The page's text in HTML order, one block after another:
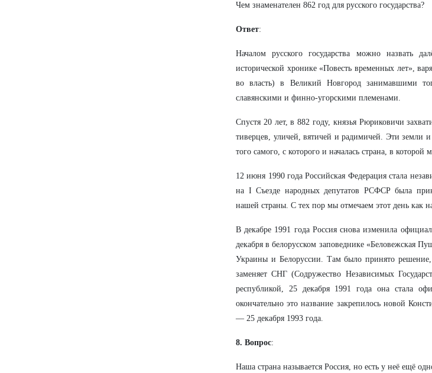
Чем знаменателен 862 год для русского государства?
Ответ:
Началом русского государства можно назвать
исторической хронике «Повесть временных лет»,
во власть) в Великий Новгород занимавшими
славянскими и финно-угорскими племенами.
Спустя 20 лет, в 882 году, князья Рюриковичи
тиверцев, уличей, вятичей и радимичей. Эти земли
того самого, с которого и началась страна, в
12 июня 1990 года Российская Федерация стала
на I Съезде народных депутатов РСФСР была
нашей страны. С тех пор мы отмечаем этот день как
В декабре 1991 года Россия снова изменила
декабря в белорусском заповеднике «Беловежская
Украины и Белоруссии. Там было принято
заменяет СНГ (Содружество Независимых
республикой, 25 декабря 1991 года она стала
окончательно это название закрепилось новой
— 25 декабря 1993 года.
8. Вопрос:
Наша страна называется Россия, но есть у неё ещё